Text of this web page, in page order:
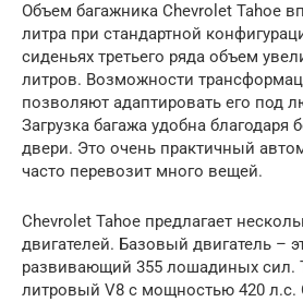
Объем багажника Chevrolet Tahoe
литра при стандартной
сиденьях третьего ряда объем
литров. Возможности
позволяют адаптировать его под
Загрузка багажа удобна благодаря
двери. Это очень практичный
часто перевозит много вещей.
Chevrolet Tahoe предлагает
двигателей. Базовый двигатель –
развивающий 355 лошадиных сил.
литровый V8 с мощностью 420 л.с.